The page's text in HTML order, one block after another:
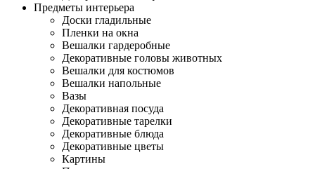
Предметы интерьера
Доски гладильные
Пленки на окна
Вешалки гардеробные
Декоративные головы животных
Вешалки для костюмов
Вешалки напольные
Вазы
Декоративная посуда
Декоративные тарелки
Декоративные блюда
Декоративные цветы
Картины